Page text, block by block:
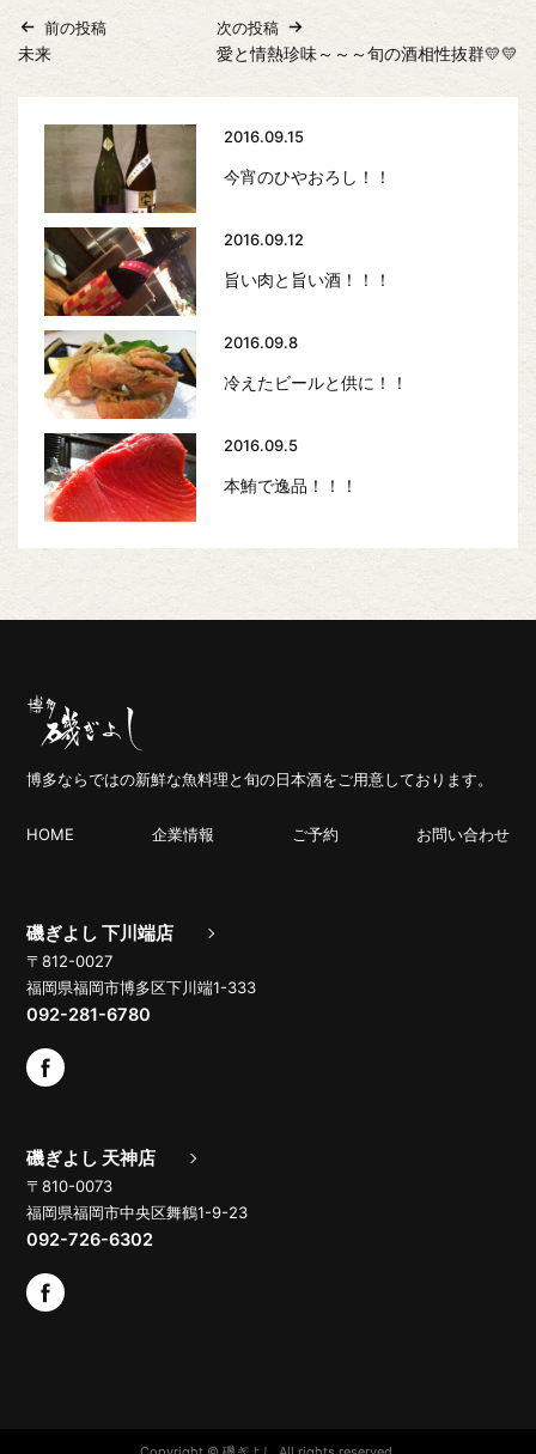
前の投稿
未来
次の投稿
愛と情熱珍味～～～旬の酒相性抜群💛💛
2016.09.15
今宵のひやおろし！！
2016.09.12
旨い肉と旨い酒！！！
2016.09.8
冷えたビールと供に！！
2016.09.5
本鮪で逸品！！！
博多ならではの新鮮な魚料理と旬の日本酒をご用意しております。
HOME 企業情報 ご予約 お問い合わせ
磯ぎよし 下川端店
〒812-0027
福岡県福岡市博多区下川端1-333
092-281-6780
磯ぎよし 天神店
〒810-0073
福岡県福岡市中央区舞鶴1-9-23
092-726-6302